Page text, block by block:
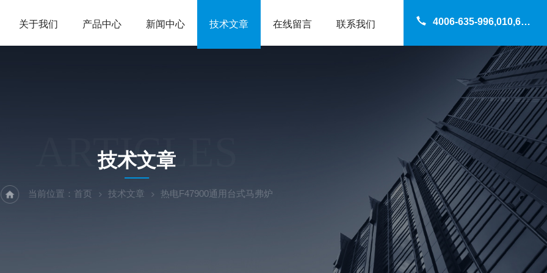
4006-635-996,010,69200960
关于我们 产品中心 新闻中心 技术文章 在线留言 联系我们
ARTICLES
技术文章
当前位置： 首页 技术文章 热电F47900通用台式马弗炉